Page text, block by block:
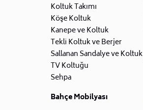
Koltuk Takımı
Köşe Koltuk
Kanepe ve Koltuk
Tekli Koltuk ve Berjer
Sallanan Sandalye ve Koltuk
TV Koltuğu
Sehpa
Bahçe Mobilyası